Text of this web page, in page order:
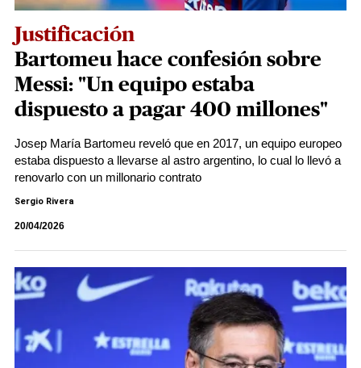
Justificación
Bartomeu hace confesión sobre
Messi: "Un equipo estaba
dispuesto a pagar 400 millones"
Josep María Bartomeu reveló que en 2017, un equipo europeo
estaba dispuesto a llevarse al astro argentino, lo cual lo llevó a
renovarlo con un millonario contrato
Sergio Rivera
20/04/2026